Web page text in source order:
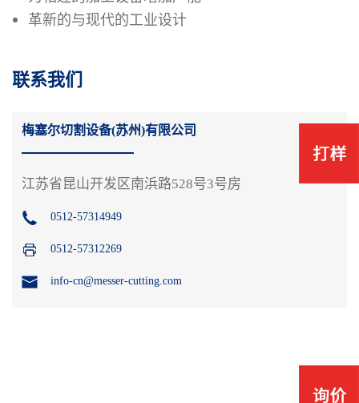
革新的与现代的工业设计
联系我们
梅塞尔切割设备(苏州)有限公司
江苏省昆山开发区南浜路528号3号房
0512-57314949
0512-57312269
info-cn@messer-cutting.com